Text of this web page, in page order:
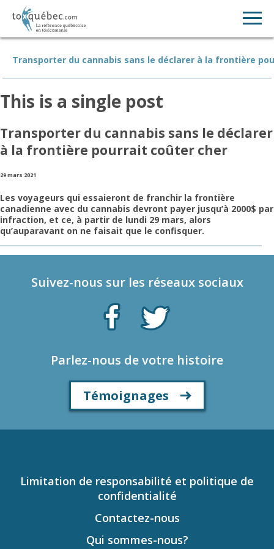
Transporter du cannabis sans le déclarer à la frontière
This is a single post
Transporter du cannabis sans le déclarer
à la frontière pourrait coûter cher
29 mars 2021
Les voyageurs qui essaieront de franchir la frontière
canadienne avec du cannabis devront payer jusqu’à 2000$ par
infraction, et ce, à partir de lundi 29 mars, alors
qu’auparavant on ne faisait que le confisquer.
Suivez-nous sur les réseaux sociaux
Parlez-nous de votre histoire
Témoignages
Limitation de responsabilité et politique de
confidentialité
Contactez-nous
Qui sommes-nous?